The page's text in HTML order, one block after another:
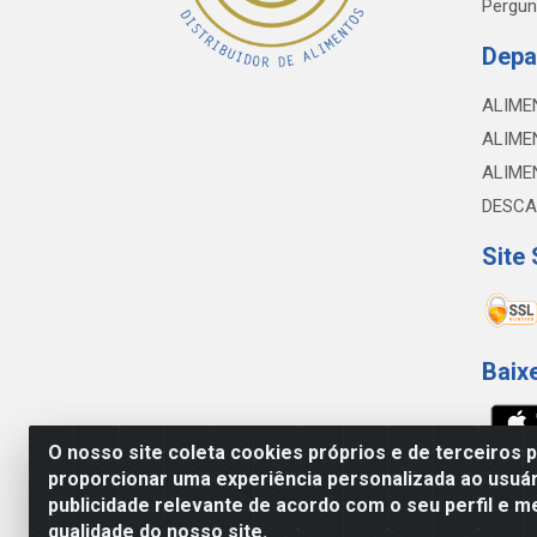
O nosso site coleta cookies próprios e de terceiros
proporcionar uma experiência personalizada ao
publicidade relevante de acordo com o seu perfil e
qualidade do nosso site.
Site
NOBREDO COMÉRCIO E LOGÍSTICA